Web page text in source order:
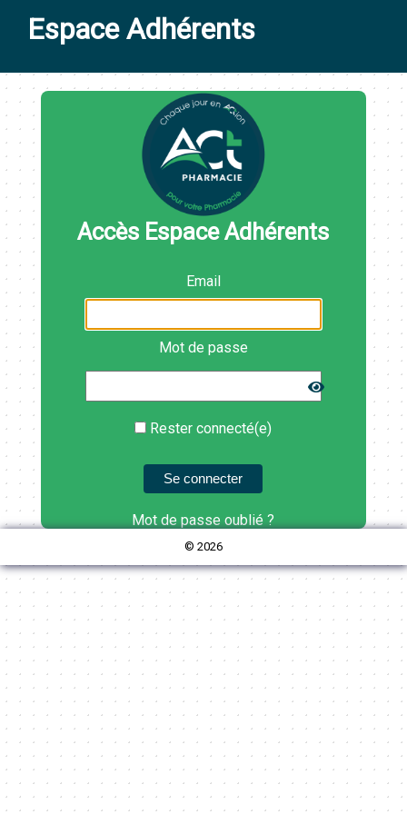
Espace Adhérents
Accès Espace Adhérents
Email
Mot de passe
Rester connecté(e)
Se connecter
Mot de passe oublié ?
© 2026